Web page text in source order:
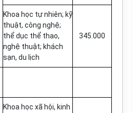
Khoa học tự nhiên; kỹ
thuật, công nghệ;
thể dục thể thao,
nghệ thuật; khách
sạn, du lịch
345.000
Khoa học xã hội, kinh